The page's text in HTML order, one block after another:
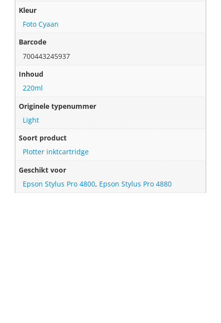
Kleur
Foto Cyaan
Barcode
700443245937
Inhoud
220ml
Originele typenummer
Light
Soort product
Plotter inktcartridge
Geschikt voor
Epson Stylus Pro 4800, Epson Stylus Pro 4880